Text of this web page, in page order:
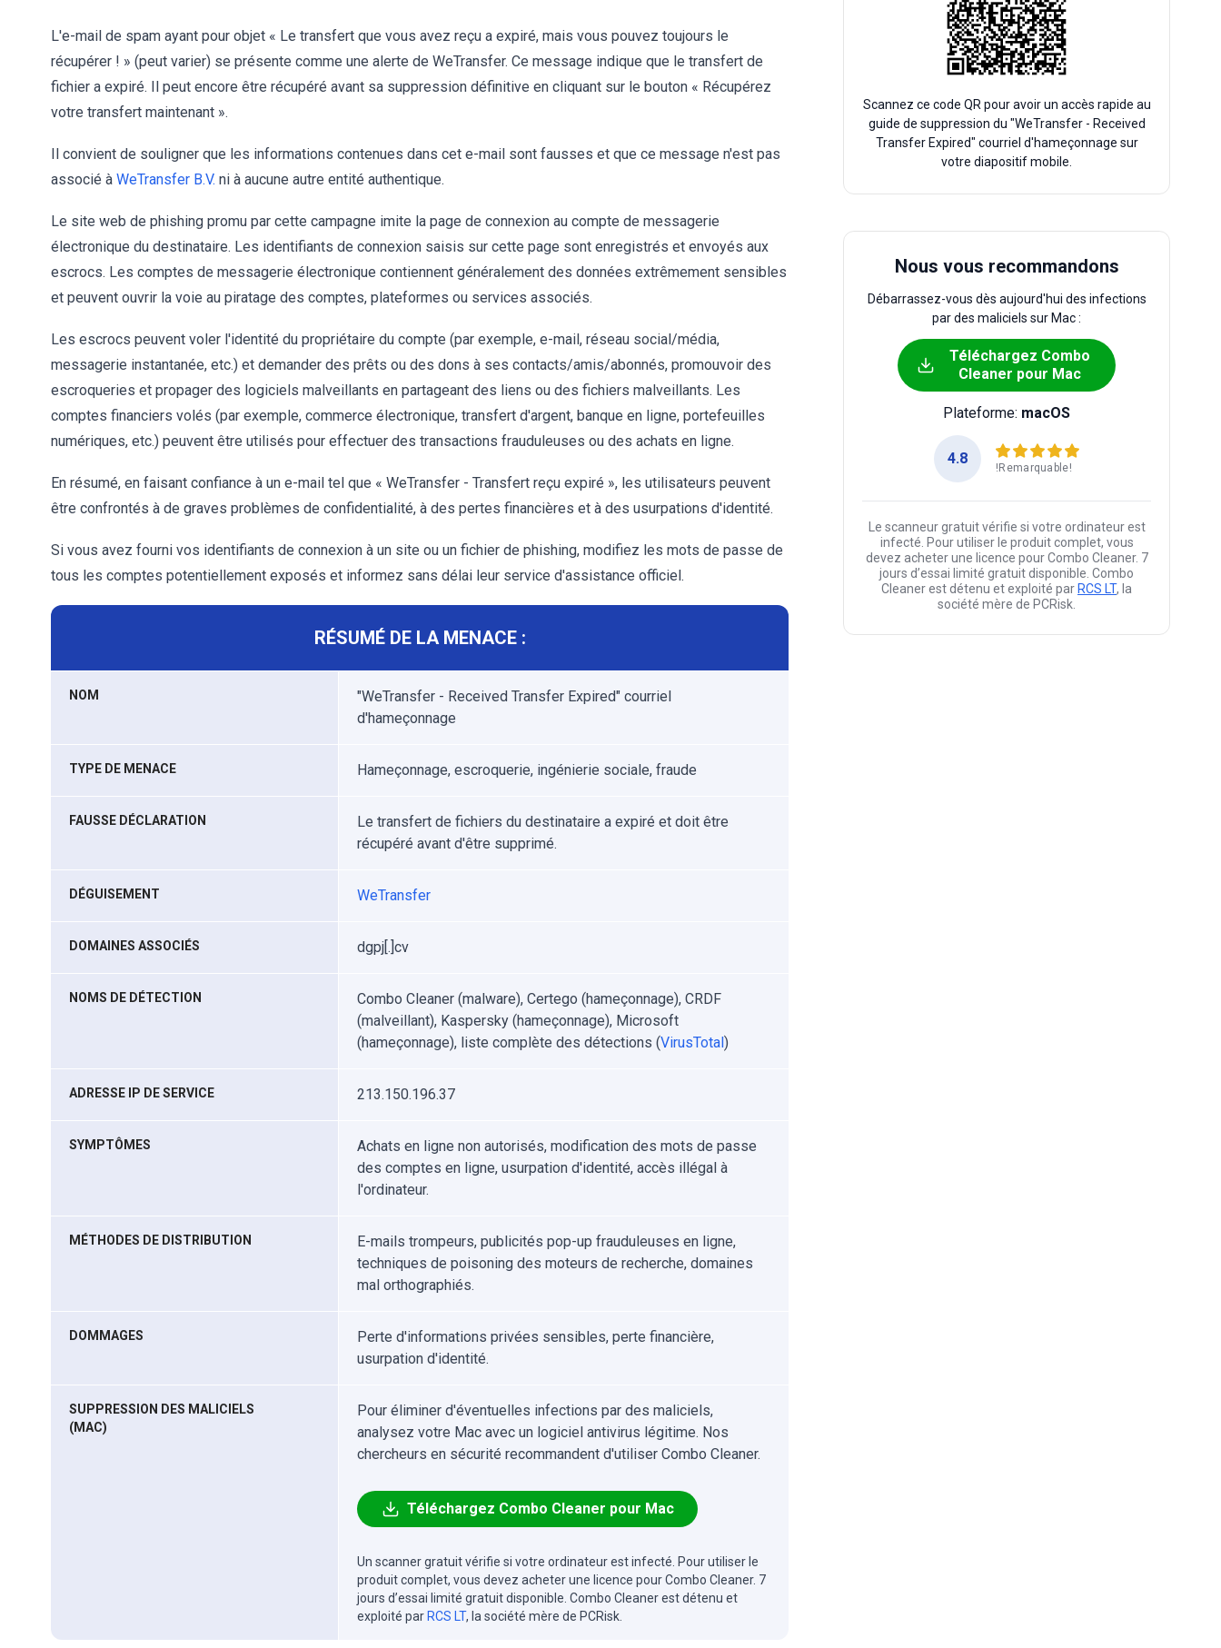
L'e-mail de spam ayant pour objet « Le transfert que vous avez reçu a expiré, mais vous pouvez toujours le
récupérer ! » (peut varier) se présente comme une alerte de WeTransfer. Ce message indique que le transfert de
fichier a expiré. Il peut encore être récupéré avant sa suppression définitive en cliquant sur le bouton « Récupérez
votre transfert maintenant ».
Il convient de souligner que les informations contenues dans cet e-mail sont fausses et que ce message n'est pas
associé à WeTransfer B.V. ni à aucune autre entité authentique.
Le site web de phishing promu par cette campagne imite la page de connexion au compte de messagerie
électronique du destinataire. Les identifiants de connexion saisis sur cette page sont enregistrés et envoyés aux
escrocs. Les comptes de messagerie électronique contiennent généralement des données extrêmement sensibles
et peuvent ouvrir la voie au piratage des comptes, plateformes ou services associés.
Les escrocs peuvent voler l'identité du propriétaire du compte (par exemple, e-mail, réseau social/média,
messagerie instantanée, etc.) et demander des prêts ou des dons à ses contacts/amis/abonnés, promouvoir des
escroqueries et propager des logiciels malveillants en partageant des liens ou des fichiers malveillants. Les
comptes financiers volés (par exemple, commerce électronique, transfert d'argent, banque en ligne, portefeuilles
numériques, etc.) peuvent être utilisés pour effectuer des transactions frauduleuses ou des achats en ligne.
En résumé, en faisant confiance à un e-mail tel que « WeTransfer - Transfert reçu expiré », les utilisateurs peuvent
être confrontés à de graves problèmes de confidentialité, à des pertes financières et à des usurpations d'identité.
Si vous avez fourni vos identifiants de connexion à un site ou un fichier de phishing, modifiez les mots de passe de
tous les comptes potentiellement exposés et informez sans délai leur service d'assistance officiel.
RÉSUMÉ DE LA MENACE :
NOM
"WeTransfer - Received Transfer Expired" courriel
d'hameçonnage
TYPE DE MENACE Hameçonnage, escroquerie, ingénierie sociale, fraude
FAUSSE DÉCLARATION
Le transfert de fichiers du destinataire a expiré et doit être
récupéré avant d'être supprimé.
DÉGUISEMENT WeTransfer
DOMAINES ASSOCIÉS dgpj[.]cv
NOMS DE DÉTECTION
Combo Cleaner (malware), Certego (hameçonnage), CRDF
(malveillant), Kaspersky (hameçonnage), Microsoft
(hameçonnage), liste complète des détections (VirusTotal)
ADRESSE IP DE SERVICE 213.150.196.37
SYMPTÔMES
Achats en ligne non autorisés, modification des mots de passe
des comptes en ligne, usurpation d'identité, accès illégal à
l'ordinateur.
MÉTHODES DE DISTRIBUTION
E-mails trompeurs, publicités pop-up frauduleuses en ligne,
techniques de poisoning des moteurs de recherche, domaines
mal orthographiés.
DOMMAGES
Perte d'informations privées sensibles, perte financière,
usurpation d'identité.
SUPPRESSION DES MALICIELS
(MAC)
Pour éliminer d'éventuelles infections par des maliciels,
analysez votre Mac avec un logiciel antivirus légitime. Nos
chercheurs en sécurité recommandent d'utiliser Combo Cleaner.
Téléchargez Combo Cleaner pour Mac
Un scanner gratuit vérifie si votre ordinateur est infecté. Pour utiliser le
produit complet, vous devez acheter une licence pour Combo Cleaner. 7
jours d’essai limité gratuit disponible. Combo Cleaner est détenu et
exploité par RCS LT, la société mère de PCRisk.
Scannez ce code QR pour avoir un accès rapide au
guide de suppression du "WeTransfer - Received
Transfer Expired" courriel d'hameçonnage sur
votre diapositif mobile.
Nous vous recommandons
Débarrassez-vous dès aujourd'hui des infections
par des maliciels sur Mac :
Téléchargez Combo
Cleaner pour Mac
Plateforme: macOS
4.8
!Remarquable!
Le scanneur gratuit vérifie si votre ordinateur est
infecté. Pour utiliser le produit complet, vous
devez acheter une licence pour Combo Cleaner. 7
jours d’essai limité gratuit disponible. Combo
Cleaner est détenu et exploité par RCS LT, la
société mère de PCRisk.